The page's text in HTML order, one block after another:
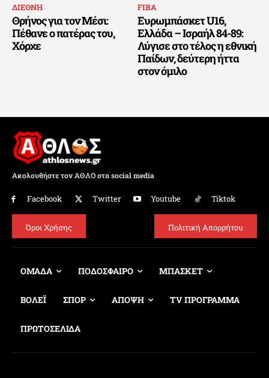
ΔΙΕΘΝΗ
Θρήνος για τον Μέσι:
Πέθανε ο πατέρας του,
Χόρχε
FIBA
Ευρωμπάσκετ U16,
Ελλάδα – Ισραήλ 84-89:
Λύγισε στο τέλος η εθνική
Παίδων, δεύτερη ήττα
στον όμιλο
Ακολουθήστε τον ΑΘΛΟ στα social media
Facebook Twitter Youtube Tiktok
Όροι Χρήσης Πολιτική Απορρήτου
ΟΜΑΔΑ ΠΟΔΟΣΦΑΙΡΟ ΜΠΑΣΚΕΤ
ΒΟΛΕΪ ΣΠΟΡ ΑΠΟΨΗ TV ΠΡΟΓΡΑΜΜΑ
ΠΡΩΤΟΣΕΛΙΔΑ